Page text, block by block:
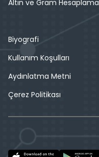
Altın ve Gram Hesaplama
Biyografi
Kullanım Koşulları
Aydınlatma Metni
Çerez Politikası